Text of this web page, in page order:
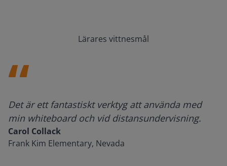
Lärares vittnesmål
Det är ett fantastiskt verktyg att använda med
min whiteboard och vid distansundervisning.
Carol Collack
Frank Kim Elementary, Nevada